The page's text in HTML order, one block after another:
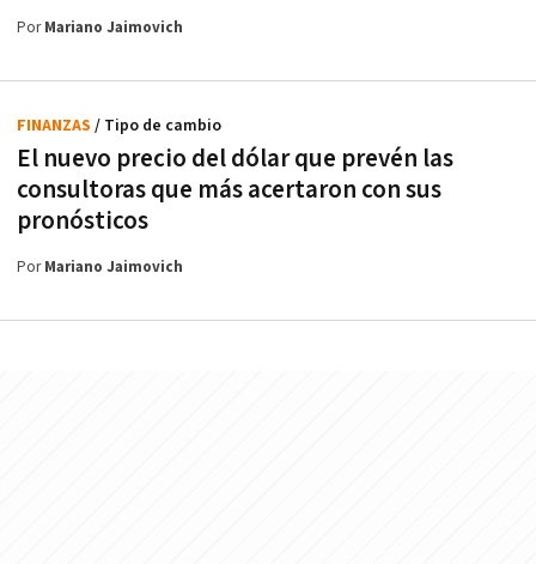
PorMariano Jaimovich
El nuevo precio del dólar que prevén las
consultoras que más acertaron con sus
pronósticos
FINANZAS / Tipo de cambio
PorMariano Jaimovich